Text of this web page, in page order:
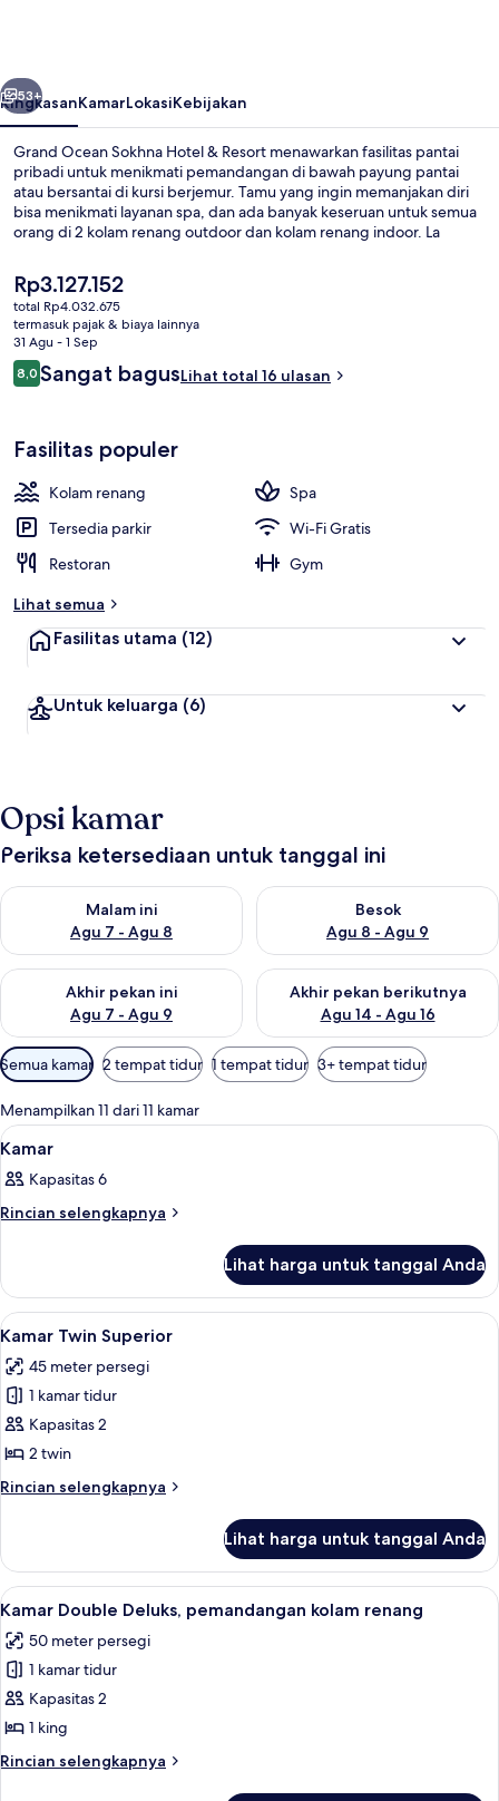
Resort
Berikutnya
53+
RingkasanKamarLokasiKebijakan
Grand Ocean Sokhna Hotel & Resort menawarkan fasilitas pantai
pribadi untuk menikmati pemandangan di bawah payung pantai
atau bersantai di kursi berjemur. Tamu yang ingin memanjakan diri
bisa menikmati layanan spa, dan ada banyak keseruan untuk semua
orang di 2 kolam renang outdoor dan kolam renang indoor. La
sarapan, makan siang, dan makan malam. Temukan fasilitas
unggulan lain di hotel mewah ini seperti klub kesehatan, pusat
kebugaran, dan kolam renang anak.
Harga
saat
ini
Rp3.127.152
Rp3.127.152
total Rp4.032.675
termasuk pajak & biaya lainnya
31 Agu - 1 Sep
Ulasan
8,08,0 dari 10
Sangat bagusLihat total 16 ulasan
Fasilitas populer
Kolam renang
Spa
Tersedia parkir
Wi-Fi Gratis
Restoran
Gym
Lihat semua
Fasilitas utama (12)
Untuk keluarga (6)
Opsi kamar
Periksa ketersediaan untuk tanggal ini
Malam ini
Agu 7 - Agu 8
Periksa ketersediaan untuk malam ini Agu 7 - Agu 8
Besok
Agu 8 - Agu 9
Periksa ketersediaan untuk
Akhir pekan ini
Agu 7 - Agu 9
Periksa ketersediaan untuk akhir pekan ini Agu 7 - Agu 9
Akhir pekan berikutnya
Agu 14 - Agu 16
Periksa ketersediaan untuk
Filter
tersedia
untuk
kamar
Semua kamar 2 tempat tidur 1 tempat tidur 3+ tempat tidur
Menampilkan 11 dari 11 kamar
Lihat
semua
foto
untuk
Minibar, brankas, meja kerja, dan
3
Kamar
Kapasitas 6
Rincian selengkapnya
Rincian
Kamar
Lihat harga untuk tanggal Anda
Lihat
semua
foto
untuk
Kamar
Twin
Superior
Kamar Twin Superior | Minibar,
5
Kamar Twin Superior
45 meter persegi
1 kamar tidur
Kapasitas 2
2 twin
Rincian selengkapnya
Rincian
Kamar
Twin
Superior
Lihat harga untuk tanggal Anda
Lihat
semua
foto
untuk
Kamar
Double
Deluks,
pemandangan
Minibar, brankas, meja kerja, dan
4
Kamar Double Deluks, pemandangan kolam renang
50 meter persegi
1 kamar tidur
Kapasitas 2
1 king
Rincian selengkapnya
Rincian